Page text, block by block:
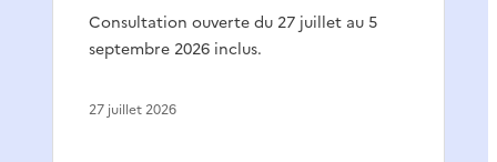
Consultation ouverte du 27 juillet au 5
septembre 2026 inclus.
27 juillet 2026